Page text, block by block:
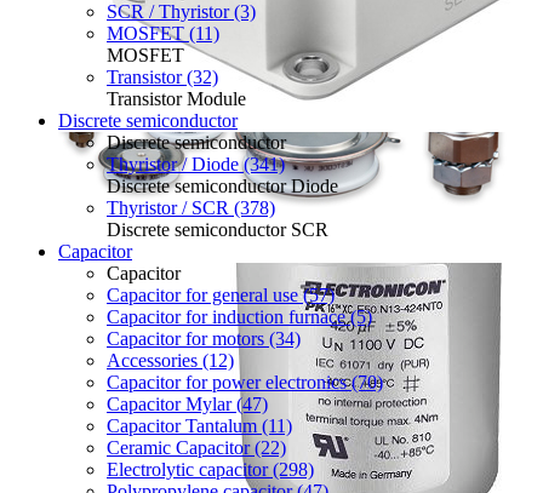
SCR / Thyristor (3)
MOSFET (11)
MOSFET
Transistor (32)
Transistor Module
Discrete semiconductor
Discrete semiconductor
Thyristor / Diode (341)
Discrete semiconductor Diode
Thyristor / SCR (378)
Discrete semiconductor SCR
Capacitor
Capacitor
Capacitor for general use (57)
Capacitor for induction furnace (5)
Capacitor for motors (34)
Accessories (12)
Capacitor for power electronics (70)
Capacitor Mylar (47)
Capacitor Tantalum (11)
Ceramic Capacitor (22)
Electrolytic capacitor (298)